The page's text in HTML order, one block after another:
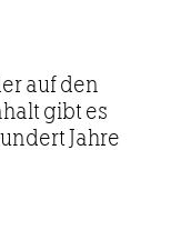
auf den
gibt es
Jahre